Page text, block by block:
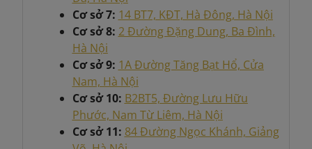
Cơ sở 7: 14 BT7, KĐT, Hà Đông, Hà Nội
Cơ sở 8: 2 Đường Đặng Dung, Ba Đình,
Hà Nội
Cơ sở 9: 1A Đường Tăng Bạt Hổ, Cửa
Nam, Hà Nội
Cơ sở 10: B2BT5, Đường Lưu Hữu
Phước, Nam Từ Liêm, Hà Nội
Cơ sở 11: 84 Đường Ngọc Khánh, Giảng